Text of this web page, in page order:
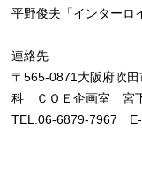
平野俊夫「インターロ
連絡先
〒565-0871大阪府吹
科 ＣＯＥ企画室 宮
TEL.06-6879-7967 E-